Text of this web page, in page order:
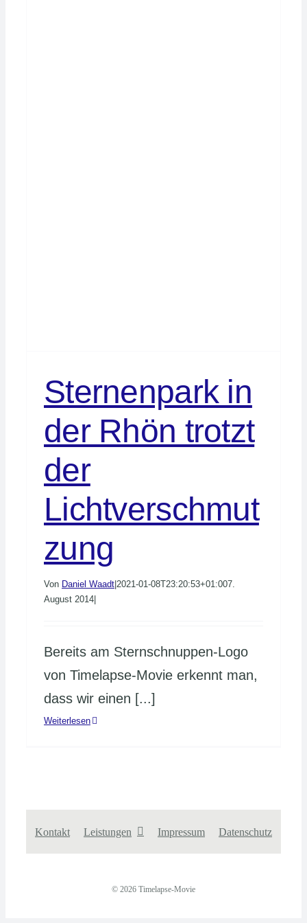
Sternenpark in
der Rhön trotzt
der
Lichtverschmut
zung
Von Daniel Waadt 2021-01-08T23:20:53+01:007.
August 2014
Bereits am Sternschnuppen-Logo
von Timelapse-Movie erkennt man,
dass wir einen [...]
Weiterlesen
Kontakt Leistungen Impressum Datenschutz
© 2026 Timelapse-Movie